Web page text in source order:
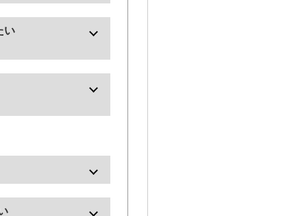
い
定ください。
ください。